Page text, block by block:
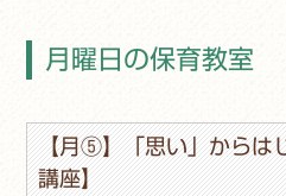
月曜日の保育教室
【月⑤】「思い」からは
講座】